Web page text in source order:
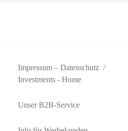
Impressum – Datenschutz
Investments - Home
Unser B2B-Service